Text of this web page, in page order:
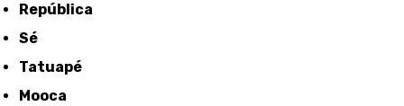
República
Sé
Tatuapé
Mooca